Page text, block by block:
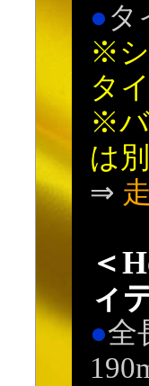
●タ
※シ
タ
※バ
は
⇒
＜
ィ
●全